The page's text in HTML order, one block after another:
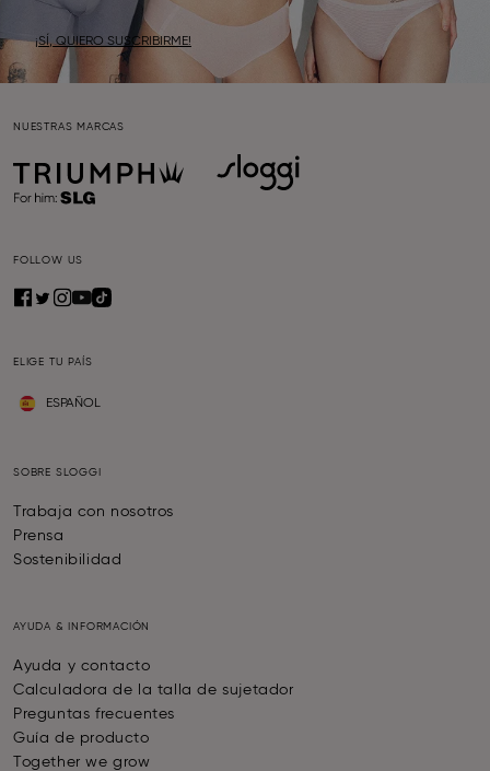
¡SÍ, QUIERO SUSCRIBIRME!
NUESTRAS MARCAS
FOLLOW US
ELIGE TU PAÍS
ESPAÑOL
SOBRE SLOGGI
Trabaja con nosotros
Prensa
Sostenibilidad
AYUDA & INFORMACIÓN
Ayuda y contacto
Calculadora de la talla de sujetador
Preguntas frecuentes
Guía de producto
Together we grow